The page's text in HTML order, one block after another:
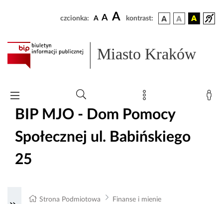
czcionka: A A A kontrast:
Miasto Kraków
BIP MJO - Dom Pomocy
Społecznej ul. Babińskiego
25
Strona Podmiotowa
Finanse i mienie